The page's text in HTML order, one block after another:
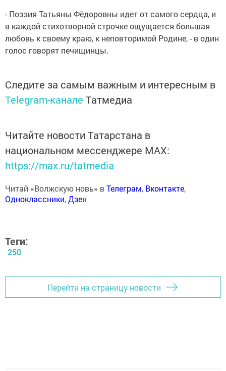
- Поэзия Татьяны Фёдоровны идет от самого сердца, и
в каждой стихотворной строчке ощущается большая
любовь к своему краю, к неповторимой Родине, - в один
голос говорят печищинцы.
Следите за самым важным и интересным в
Telegram-канале Татмедиа
Читайте новости Татарстана в
национальном мессенджере MАХ:
https://max.ru/tatmedia
Читай «Волжскую новь» вТелеграм, Вконтакте,
Одноклассники,Дзен
Теги:
250
Перейти на страницу новости